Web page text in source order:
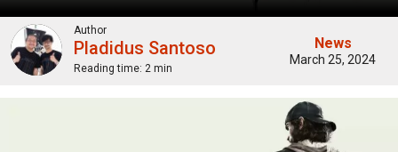
Author
Pladidus Santoso
Reading time: 2 min
News
March 25, 2024